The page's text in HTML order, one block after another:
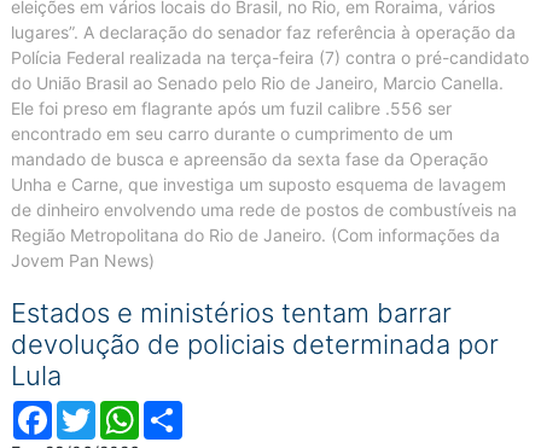
eleições em vários locais do Brasil, no Rio, em Roraima, vários
lugares”. A declaração do senador faz referência à operação da
Polícia Federal realizada na terça-feira (7) contra o pré-candidato
do União Brasil ao Senado pelo Rio de Janeiro, Marcio Canella.
Ele foi preso em flagrante após um fuzil calibre .556 ser
encontrado em seu carro durante o cumprimento de um
mandado de busca e apreensão da sexta fase da Operação
Unha e Carne, que investiga um suposto esquema de lavagem
de dinheiro envolvendo uma rede de postos de combustíveis na
Região Metropolitana do Rio de Janeiro. (Com informações da
Jovem Pan News)
Estados e ministérios tentam barrar
devolução de policiais determinada por
Lula
Facebook
TwitterWhatsAppCompartilhar